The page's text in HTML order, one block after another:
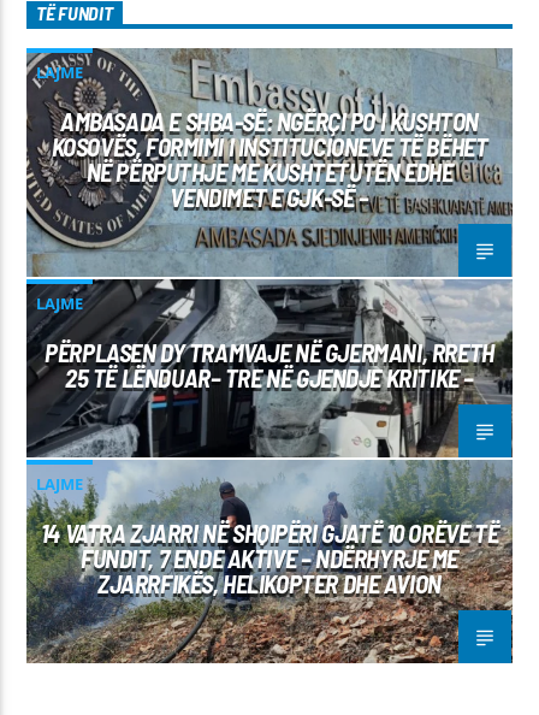
TË FUNDIT
LAJME
AMBASADA E SHBA-SË: NGËRÇI PO I KUSHTON
KOSOVËS, FORMIMI I INSTITUCIONEVE TË BËHET
NË PËRPUTHJE ME KUSHTETUTËN EDHE
VENDIMET E GJK-SË –
LAJME
PËRPLASEN DY TRAMVAJE NË GJERMANI, RRETH
25 TË LËNDUAR– TRE NË GJENDJE KRITIKE –
LAJME
14 VATRA ZJARRI NË SHQIPËRI GJATË 10 ORËVE TË
FUNDIT, 7 ENDE AKTIVE – NDËRHYRJE ME
ZJARRFIKËS, HELIKOPTER DHE AVION